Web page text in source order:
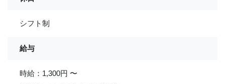
シフト制
給与
時給：1,300円 〜